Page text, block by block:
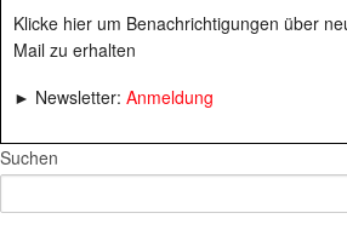
Klicke hier um Benachrichtigungen über
Mail zu erhalten
► Newsletter: Anmeldung
Suchen